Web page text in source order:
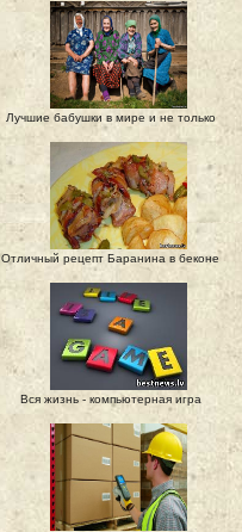
Лучшие бабушки в мире и не только
Отличный рецепт Баранина в беконе
Вся жизнь - компьютерная игра